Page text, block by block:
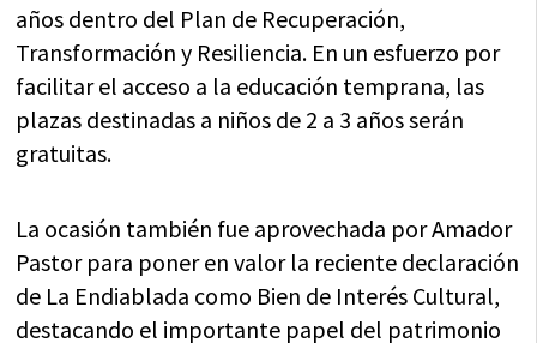
años dentro del Plan de Recuperación,
Transformación y Resiliencia. En un esfuerzo por
facilitar el acceso a la educación temprana, las
plazas destinadas a niños de 2 a 3 años serán
gratuitas.
La ocasión también fue aprovechada por Amador
Pastor para poner en valor la reciente declaración
de La Endiablada como Bien de Interés Cultural,
destacando el importante papel del patrimonio